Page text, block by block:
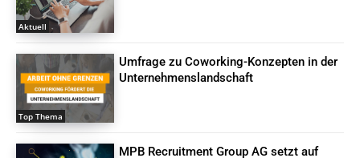
Aktuell
Top Thema
Umfrage zu Coworking-Konzepten in der
Unternehmenslandschaft
MPB Recruitment Group AG setzt auf